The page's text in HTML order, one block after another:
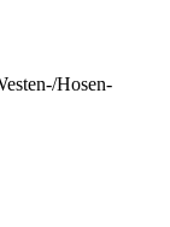
Hosen-